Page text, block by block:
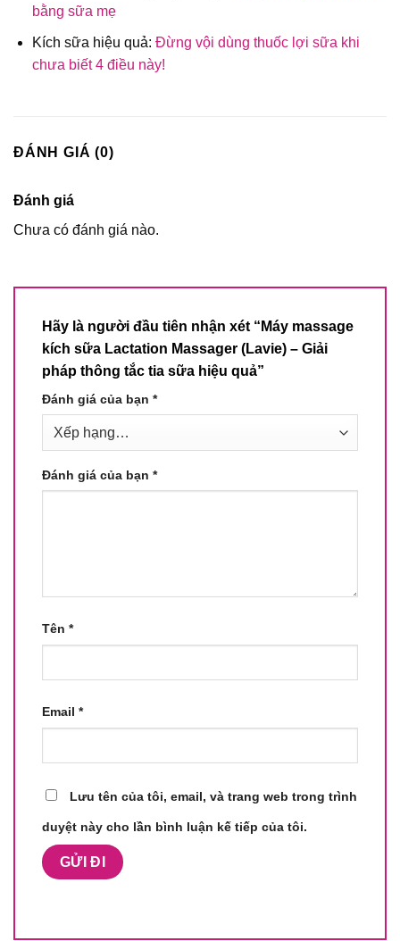
bằng sữa mẹ
Kích sữa hiệu quả: Đừng vội dùng thuốc lợi sữa khi
chưa biết 4 điều này!
ĐÁNH GIÁ (0)
Đánh giá
Chưa có đánh giá nào.
Hãy là người đầu tiên nhận xét “Máy massage
kích sữa Lactation Massager (Lavie) – Giải
pháp thông tắc tia sữa hiệu quả”
Đánh giá của bạn *
Đánh giá của bạn *
Tên *
Email *
Lưu tên của tôi, email, và trang web trong trình
duyệt này cho lần bình luận kế tiếp của tôi.